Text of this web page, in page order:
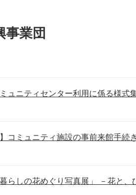
事業団
ュニティセンター利用に係る様式
】コミュニティ施設の事前来館手
暮らしの花めぐり写真展」 －花と、